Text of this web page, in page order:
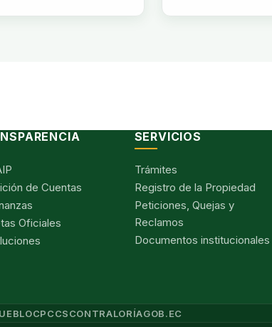
de Cuentas
Oficiales
SERVICIOS
Trámites
Registro de la Propiedad
Peticiones, Quejas y
Reclamos
Documentos institucionales
CPCCSCONTRALORÍAGOB.EC